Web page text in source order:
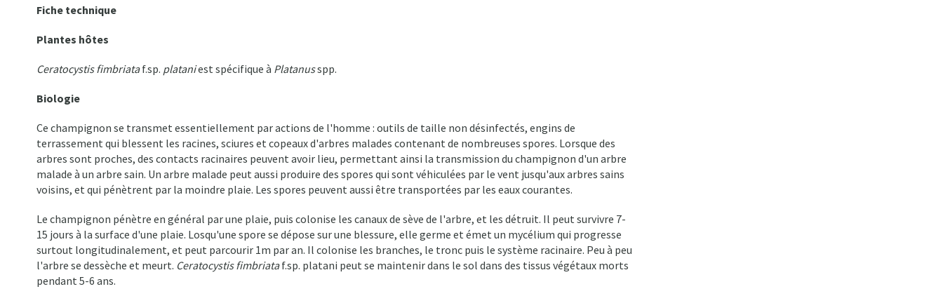
Fiche technique
Plantes hôtes
Ceratocystis fimbriataf.sp. plataniest spécifique à Platanusspp.
Biologie
Ce champignon se transmet essentiellement par actions de l'homme : outils de taille non désinfectés, engins de
terrassement qui blessent les racines, sciures et copeaux d'arbres malades contenant de nombreuses spores. Lorsque des
arbres sont proches, des contacts racinaires peuvent avoir lieu, permettant ainsi la transmission du champignon d'un arbre
malade à un arbre sain. Un arbre malade peut aussi produire des spores qui sont véhiculées par le vent jusqu'aux arbres sains
voisins, et qui pénètrent par la moindre plaie. Les spores peuvent aussi être transportées par les eaux courantes.
Le champignon pénètre en général par une plaie, puis colonise les canaux de sève de l'arbre, et les détruit. Il peut survivre 7-
15 jours à la surface d'une plaie. Losqu'une spore se dépose sur une blessure, elle germe et émet un mycélium qui progresse
surtout longitudinalement, et peut parcourir 1m par an. Il colonise les branches, le tronc puis le système racinaire. Peu à peu
l'arbre se dessèche et meurt. Ceratocystis fimbriataf.sp. platani peut se maintenir dans le sol dans des tissus végétaux morts
pendant 5-6 ans.